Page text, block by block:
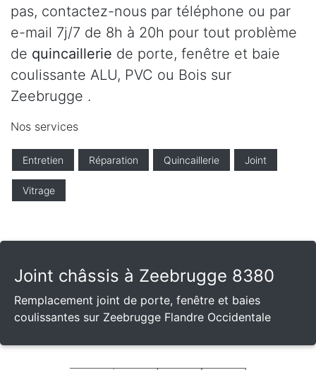
pas, contactez-nous par téléphone ou par
e-mail 7j/7 de 8h à 20h pour tout problème
de quincaillerie de porte, fenêtre et baie
coulissante ALU, PVC ou Bois sur
Zeebrugge .
Nos services
Entretien Réparation Quincaillerie Joint
Vitrage
Joint châssis à Zeebrugge 8380
Remplacement joint de porte, fenêtre et baies
coulissantes sur Zeebrugge Flandre Occidentale